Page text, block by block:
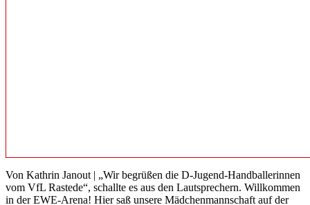
Von Kathrin Janout | „Wir begrüßen die D-Jugend-Handballerinnen
vom VfL Rastede“, schallte es aus den Lautsprechern. Willkommen
in der EWE-Arena! Hier saß unsere Mädchenmannschaft auf der